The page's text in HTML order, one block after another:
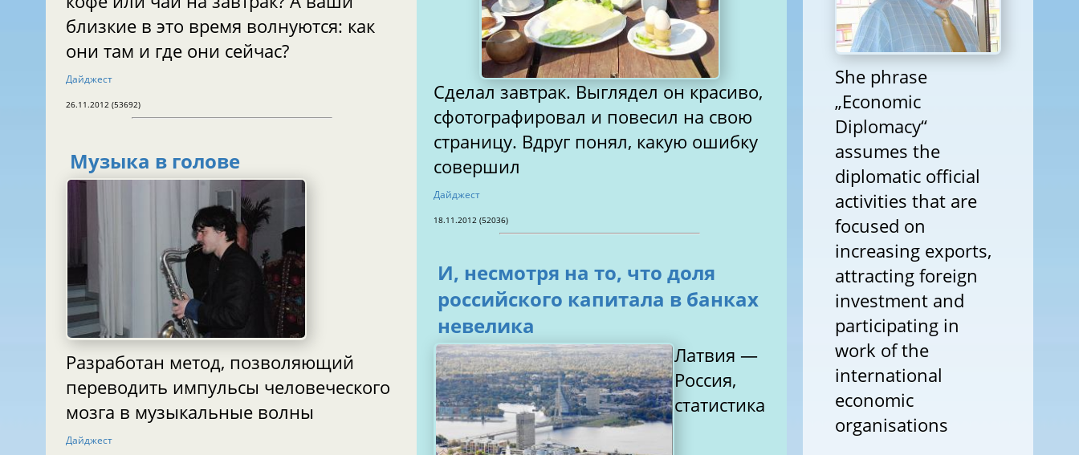
близкие в это время волнуются: как
они там и где они сейчас?
Дайджест
26.11.2012 (53692)
Музыка в голове
Разработан метод, позволяющий
переводить импульсы человеческого
мозга в музыкальные волны
Дайджест
Сделал завтрак. Выглядел он красиво,
сфотографировал и повесил на свою
страницу. Вдруг понял, какую ошибку
совершил
Дайджест
18.11.2012 (52036)
И, несмотря на то, что доля
российского капитала в банках
невелика
Латвия —
Россия,
статистика
She phrase
„Economic
Diplomacy“
assumes the
diplomatic official
activities that are
focused on
increasing exports,
attracting foreign
investment and
participating in
work of the
international
economic
organisations